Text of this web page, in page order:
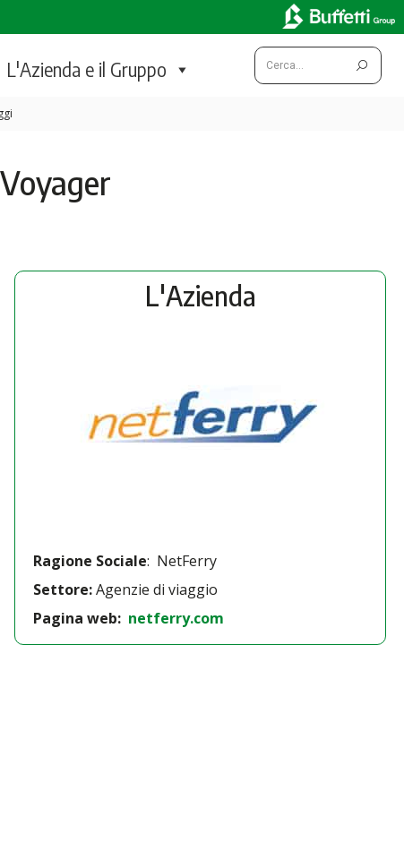
L'Azienda e il Gruppo Cerca:
L'Azienda
Ragione Sociale: NetFerry
Settore:Agenzie di viaggio
Pagina web: netferry.com